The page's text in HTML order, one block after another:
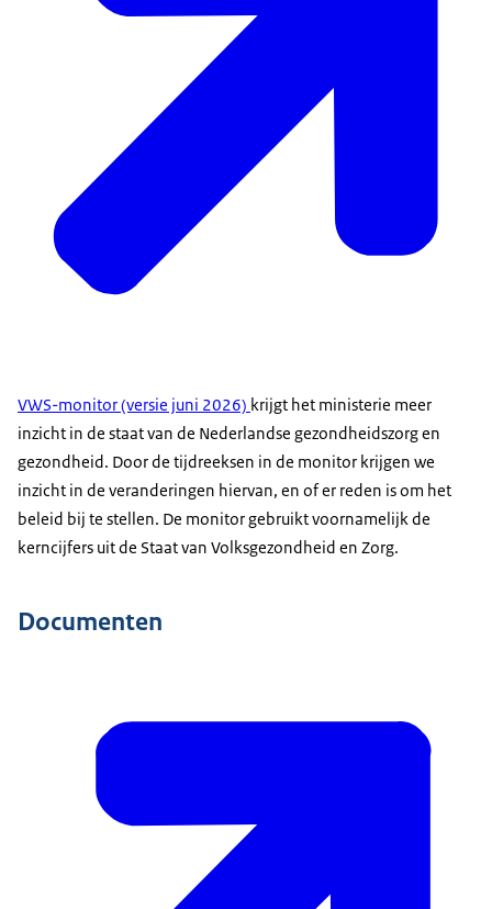
VWS-monitor (versie juni 2026) krijgt het ministerie meer
inzicht in de staat van de Nederlandse gezondheidszorg en
gezondheid. Door de tijdreeksen in de monitor krijgen we
inzicht in de veranderingen hiervan, en of er reden is om het
beleid bij te stellen. De monitor gebruikt voornamelijk de
kerncijfers uit de Staat van Volksgezondheid en Zorg.
Documenten